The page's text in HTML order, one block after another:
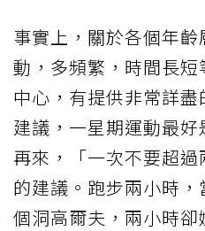
事實上，關於各個年
動，多頻繁，時間長
中心，有提供非常詳
建議，一星期運動最好
再來，「一次不要超
的建議。跑步兩小時
個洞高爾夫，兩小時卻